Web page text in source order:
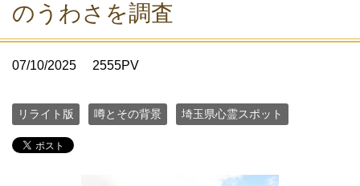
のうわさを調査
07/10/2025 2555PV
リライト版 噂とその背景 埼玉県心霊スポット